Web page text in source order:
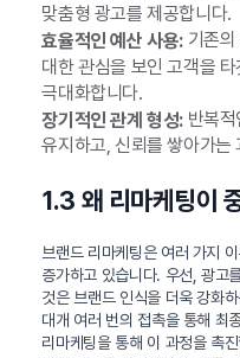
맞춤형 광고를 제공합니다.
효율적인 예산 사용:기존의
대한 관심을 보인 고객을
극대화합니다.
장기적인 관계 형성:반복적
유지하고, 신뢰를 쌓아가는
1.3 왜 리마케팅이
브랜드 리마케팅은 여러 가지
증가하고 있습니다. 우선, 광고
것은 브랜드 인식을 더욱 강화
대개 여러 번의 접촉을 통해 최
리마케팅을 통해 이 과정을 촉